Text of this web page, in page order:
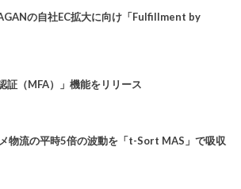
の自社EC拡大に向け「Fulfillment by
証（MFA）」機能をリリース
物流の平時5倍の波動を「t-Sort MAS」で吸収